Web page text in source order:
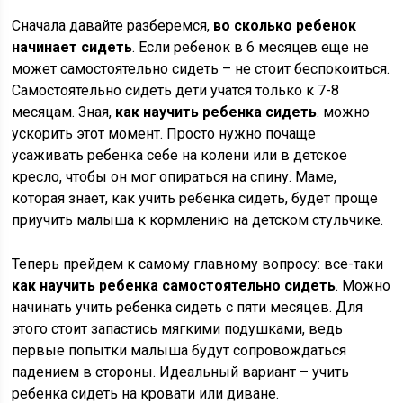
Сначала давайте разберемся, во сколько ребенок
начинает сидеть. Если ребенок в 6 месяцев еще не
может самостоятельно сидеть – не стоит беспокоиться.
Самостоятельно сидеть дети учатся только к 7-8
месяцам. Зная, как научить ребенка сидеть. можно
ускорить этот момент. Просто нужно почаще
усаживать ребенка себе на колени или в детское
кресло, чтобы он мог опираться на спину. Маме,
которая знает, как учить ребенка сидеть, будет проще
приучить малыша к кормлению на детском стульчике.
Теперь прейдем к самому главному вопросу: все-таки
как научить ребенка самостоятельно сидеть. Можно
начинать учить ребенка сидеть с пяти месяцев. Для
этого стоит запастись мягкими подушками, ведь
первые попытки малыша будут сопровождаться
падением в стороны. Идеальный вариант – учить
ребенка сидеть на кровати или диване.